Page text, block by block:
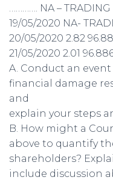
…………. NA –
19/05/2020 NA-
20/05/2020 2.82
21/05/2020 2.01
A. Conduct an
financial damage
and
explain your steps
B. How might a
above to quantify
shareholders?
include discussion